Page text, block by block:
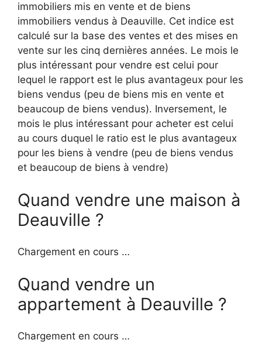
immobiliers mis en vente et de biens
immobiliers vendus à Deauville. Cet indice est
calculé sur la base des ventes et des mises en
vente sur les cinq dernières années. Le mois le
plus intéressant pour vendre est celui pour
lequel le rapport est le plus avantageux pour les
biens vendus (peu de biens mis en vente et
beaucoup de biens vendus). Inversement, le
mois le plus intéressant pour acheter est celui
au cours duquel le ratio est le plus avantageux
pour les biens à vendre (peu de biens vendus
et beaucoup de biens à vendre)
Quand vendre une maison à
Deauville ?
Chargement en cours …
Quand vendre un
appartement à Deauville ?
Chargement en cours …